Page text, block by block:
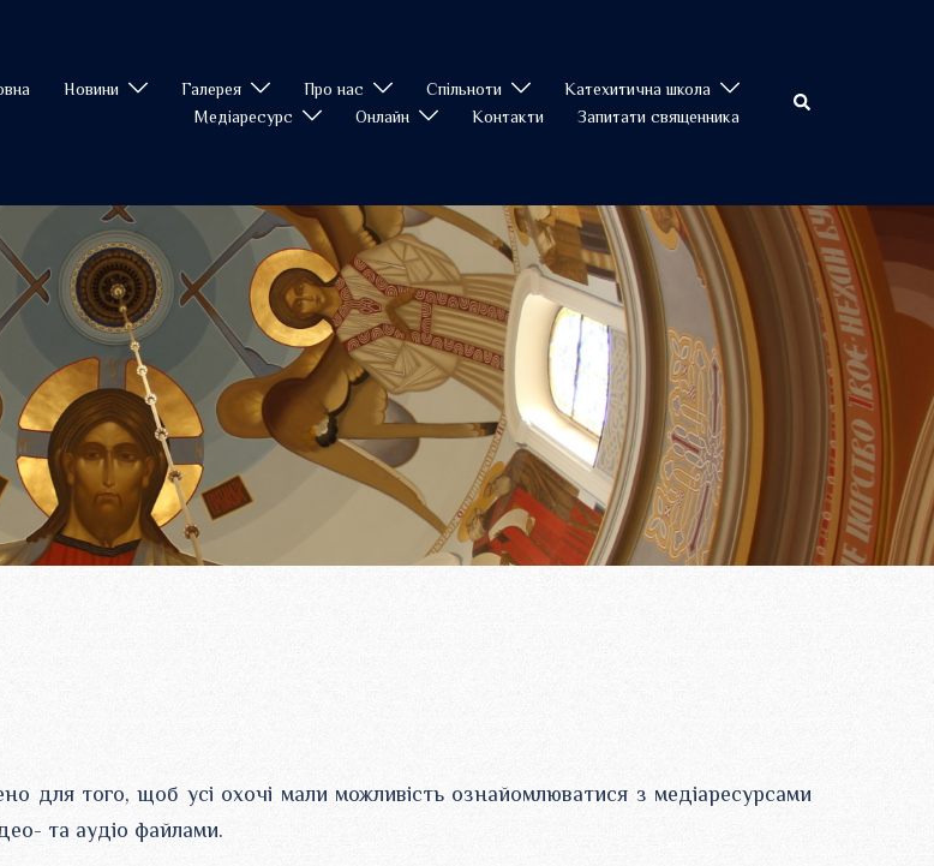
Новини Галерея Про нас Спільноти
Катехитична школа
Медіаресурс
Онлайн Контакти Запитати священника
Пошук
для того, щоб усі охочі мали можливість ознайомлюватися з медіаресурсами
та аудіо файлами.